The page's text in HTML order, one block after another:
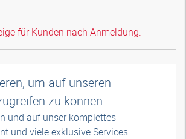
für Kunden nach Anmeldung.
um auf unseren
zu können.
und auf unser komplettes
und viele exklusive Services